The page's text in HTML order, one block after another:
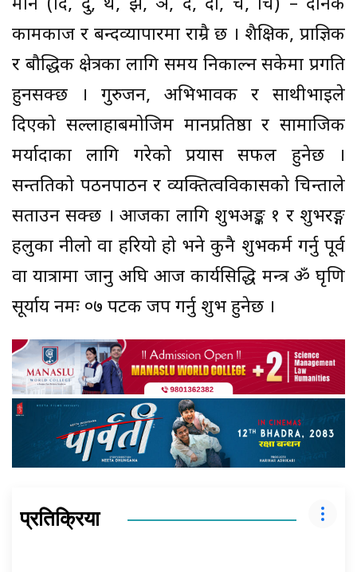
मीन (दि, दु, थ, झ, ञ, दे, दो, च, चि) – दैनिक
कामकाज र बन्दव्यापारमा राम्रै छ । शैक्षिक, प्राज्ञिक
र बौद्धिक क्षेत्रका लागि समय निकाल्न सकेमा प्रगति
हुनसक्छ । गुरुजन, अभिभावक र साथीभाइले
दिएको सल्लाहाबमोजिम मानप्रतिष्ठा र सामाजिक
मर्यादाका लागि गरेको प्रयास सफल हुनेछ ।
सन्ततिको पठनपाठन र व्यक्तित्वविकासको चिन्ताले
सताउन सक्छ । आजका लागि शुभअङ्क १ र शुभरङ्ग
हलुका नीलो वा हरियो हो भने कुनै शुभकर्म गर्नु पूर्व
वा यात्रामा जानु अघि आज कार्यसिद्धि मन्त्र ॐ घृणि
सूर्याय नमः ०७ पटक जप गर्नु शुभ हुनेछ ।
प्रतिक्रिया